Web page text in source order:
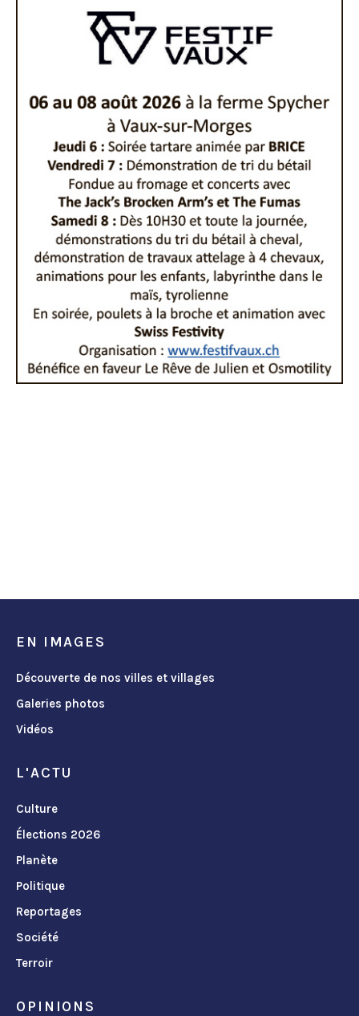
EN IMAGES
Découverte de nos villes et villages
Galeries photos
Vidéos
L'ACTU
Culture
Élections 2026
Planète
Politique
Reportages
Société
Terroir
OPINIONS